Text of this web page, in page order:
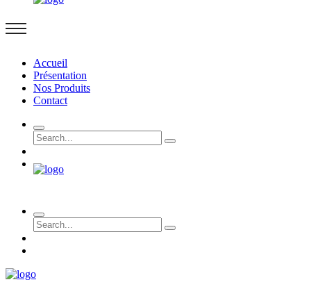
Accueil
Présentation
Nos Produits
Contact